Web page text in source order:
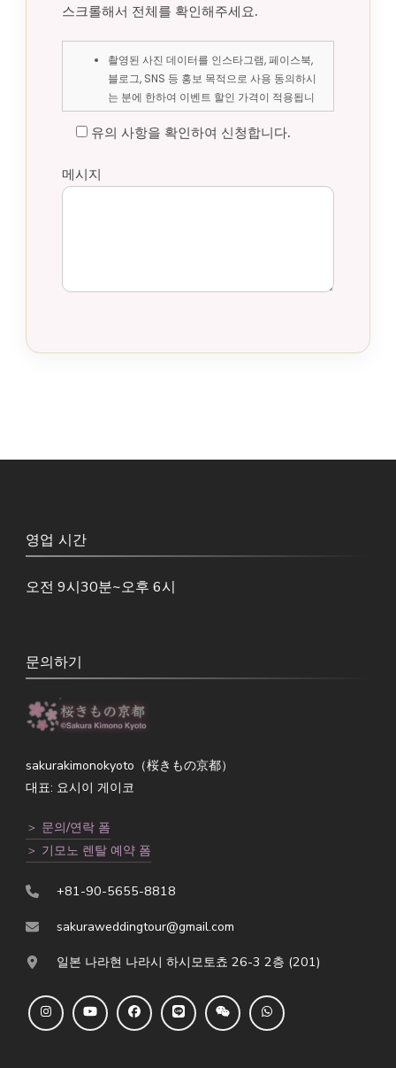
스크롤해서 전체를 확인해주세요.
촬영된 사진 데이터를 인스타그램, 페이스북,
블로그, SNS 등 홍보 목적으로 사용 동의하시
는 분에 한하여 이벤트 할인 가격이 적용됩니
다.
사진 게재를 원하시지 않으시는 분은 이벤트
예약 확정을 위해서는 2,000엔의 예약금이 필
유의 사항을 확인하여 신청합니다.
메시지
영업 시간
오전 9시30분~오후 6시
문의하기
sakurakimonokyoto（桜きもの京都）
대표: 요시이 게이코
＞ 문의/연락 폼
＞ 기모노 렌탈 예약 폼
+81-90-5655-8818
sakuraweddingtour@gmail.com
일본 나라현 나라시 하시모토쵸 26-3 2층 (201)